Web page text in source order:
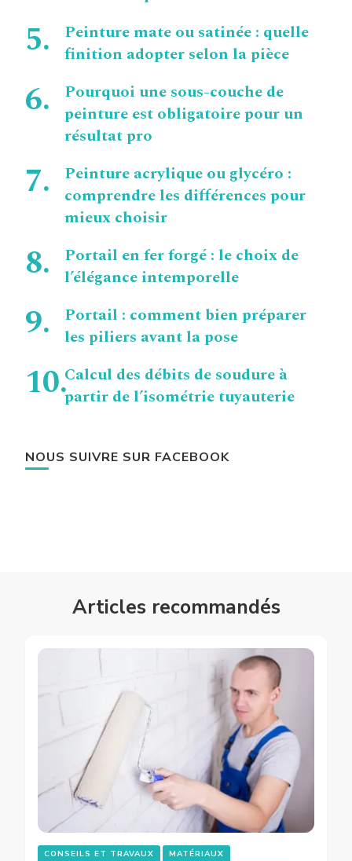
Peinture mate ou satinée : quelle
finition adopter selon la pièce
Pourquoi une sous-couche de
peinture est obligatoire pour un
résultat pro
Peinture acrylique ou glycéro :
comprendre les différences pour
mieux choisir
Portail en fer forgé : le choix de
l’élégance intemporelle
Portail : comment bien préparer
les piliers avant la pose
Calcul des débits de soudure à
partir de l’isométrie tuyauterie
NOUS SUIVRE SUR FACEBOOK
Articles recommandés
CONSEILS ET TRAVAUX
MATÉRIAUX